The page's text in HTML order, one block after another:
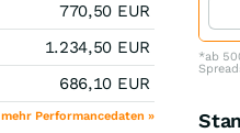
770,50 EUR
1.234,50 EUR
686,10 EUR
mehr Performancedaten »
*ab